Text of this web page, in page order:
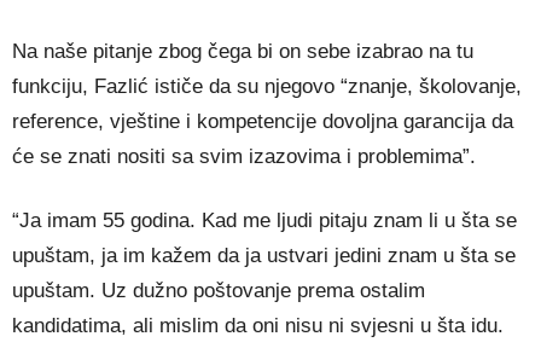
Na naše pitanje zbog čega bi on sebe izabrao na tu
funkciju, Fazlić ističe da su njegovo “znanje, školovanje,
reference, vještine i kompetencije dovoljna garancija da
će se znati nositi sa svim izazovima i problemima”.
“Ja imam 55 godina. Kad me ljudi pitaju znam li u šta se
upuštam, ja im kažem da ja ustvari jedini znam u šta se
upuštam. Uz dužno poštovanje prema ostalim
kandidatima, ali mislim da oni nisu ni svjesni u šta idu.